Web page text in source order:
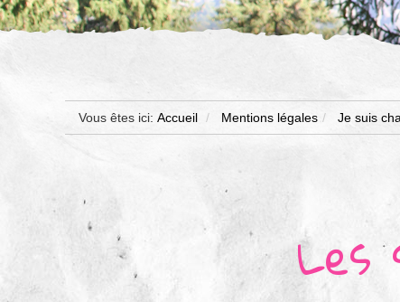
Vous êtes ici: Accueil Mentions légales Je suis
Les